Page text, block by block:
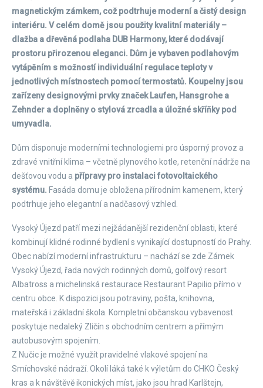
magnetickým zámkem, což podtrhuje moderní a čistý design
interiéru. V celém domě jsou použity kvalitní materiály –
dlažba a dřevěná podlaha DUB Harmony, které dodávají
prostoru přirozenou eleganci. Dům je vybaven podlahovým
vytápěním s možností individuální regulace teploty v
jednotlivých místnostech pomocí termostatů. Koupelny jsou
zařízeny designovými prvky značek Laufen, Hansgrohe a
Zehnder a doplněny o stylová zrcadla a úložné skříňky pod
umyvadla.
Dům disponuje moderními technologiemi pro úsporný provoz a
zdravé vnitřní klima – včetně plynového kotle, retenční nádrže na
dešťovou vodu a přípravy pro instalaci fotovoltaického
systému. Fasáda domu je obložena přírodním kamenem, který
podtrhuje jeho elegantní a nadčasový vzhled.
Vysoký Újezd patří mezi nejžádanější rezidenční oblasti, které
kombinují klidné rodinné bydlení s vynikající dostupností do Prahy.
Obec nabízí moderní infrastrukturu – nachází se zde Zámek
Vysoký Újezd, řada nových rodinných domů, golfový resort
Albatross a michelinská restaurace Restaurant Papilio přímo v
centru obce. K dispozici jsou potraviny, pošta, knihovna,
mateřská i základní škola. Kompletní občanskou vybavenost
poskytuje nedaleký Zličín s obchodním centrem a přímým
autobusovým spojením.
Z Nučic je možné využít pravidelné vlakové spojení na
Smíchovské nádraží. Okolí láká také k výletům do CHKO Český
kras a k návštěvě ikonických míst, jako jsou hrad Karlštejn,